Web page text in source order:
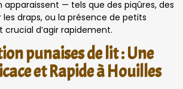
apparaissent — tels que des piqûres, des
draps, ou la présence de petits
d’agir rapidement.
punaises de lit : Une
et Rapide à Houilles